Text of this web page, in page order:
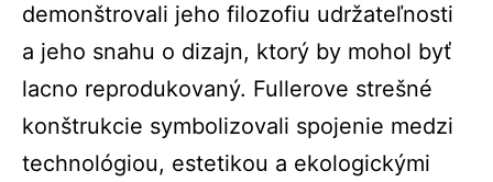
demonštrovali jeho filozofiu udržateľnosti
a jeho snahu o dizajn, ktorý by mohol byť
lacno reprodukovaný. Fullerove strešné
konštrukcie symbolizovali spojenie medzi
technológiou, estetikou a ekologickými